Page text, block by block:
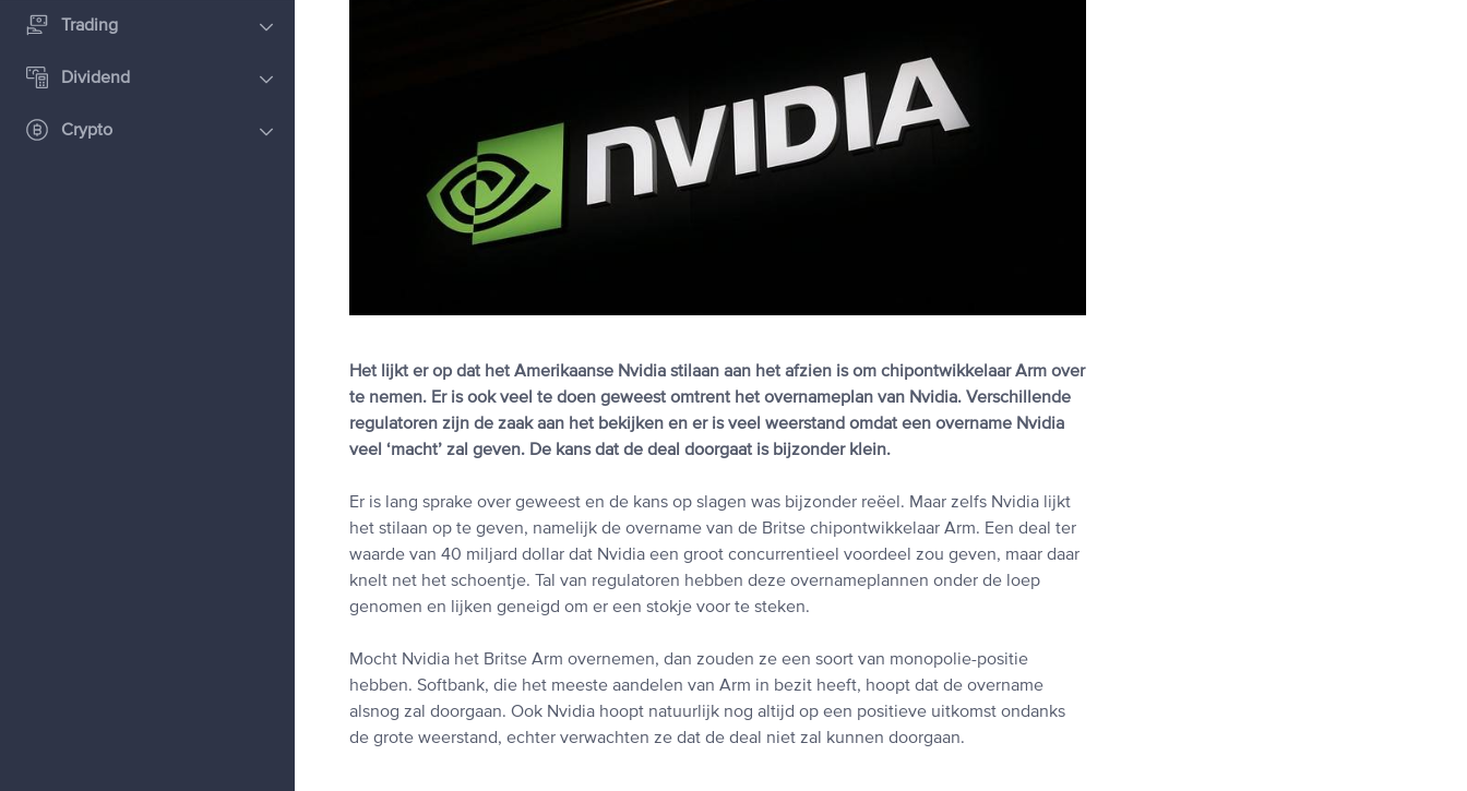
Trading
Dividend
Crypto
Het lijkt er op dat het Amerikaanse Nvidia stilaan aan het afzien is om chipontwikkelaar Arm over
te nemen. Er is ook veel te doen geweest omtrent het overnameplan van Nvidia. Verschillende
regulatoren zijn de zaak aan het bekijken en er is veel weerstand omdat een overname Nvidia
veel ‘macht’ zal geven. De kans dat de deal doorgaat is bijzonder klein.
Er is lang sprake over geweest en de kans op slagen was bijzonder reëel. Maar zelfs Nvidia lijkt
het stilaan op te geven, namelijk de overname van de Britse chipontwikkelaar Arm. Een deal ter
waarde van 40 miljard dollar dat Nvidia een groot concurrentieel voordeel zou geven, maar daar
knelt net het schoentje. Tal van regulatoren hebben deze overnameplannen onder de loep
genomen en lijken geneigd om er een stokje voor te steken.
Mocht Nvidia het Britse Arm overnemen, dan zouden ze een soort van monopolie-positie
hebben. Softbank, die het meeste aandelen van Arm in bezit heeft, hoopt dat de overname
alsnog zal doorgaan. Ook Nvidia hoopt natuurlijk nog altijd op een positieve uitkomst ondanks
de grote weerstand, echter verwachten ze dat de deal niet zal kunnen doorgaan.